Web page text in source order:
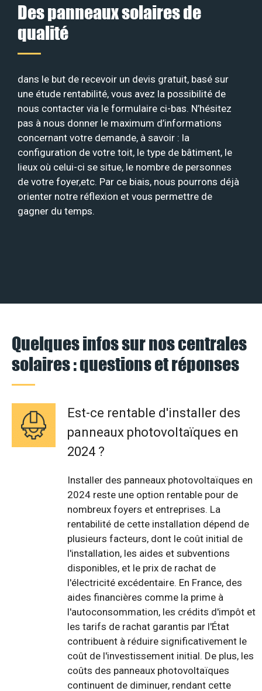
Des panneaux solaires de
qualité
dans le but de recevoir un devis gratuit, basé sur
une étude rentabilité, vous avez la possibilité de
nous contacter via le formulaire ci-bas. N’hésitez
pas à nous donner le maximum d’informations
concernant votre demande, à savoir : la
configuration de votre toit, le type de bâtiment, le
lieux où celui-ci se situe, le nombre de personnes
de votre foyer,etc. Par ce biais, nous pourrons déjà
orienter notre réflexion et vous permettre de
gagner du temps.
Quelques infos sur nos centrales
solaires : questions et réponses
Est-ce rentable d'installer des
panneaux photovoltaïques en
2024 ?
Installer des panneaux photovoltaïques en
2024 reste une option rentable pour de
nombreux foyers et entreprises. La
rentabilité de cette installation dépend de
plusieurs facteurs, dont le coût initial de
l'installation, les aides et subventions
disponibles, et le prix de rachat de
l'électricité excédentaire. En France, des
aides financières comme la prime à
l'autoconsommation, les crédits d'impôt et
les tarifs de rachat garantis par l'État
contribuent à réduire significativement le
coût de l'investissement initial. De plus, les
coûts des panneaux photovoltaïques
continuent de diminuer, rendant cette